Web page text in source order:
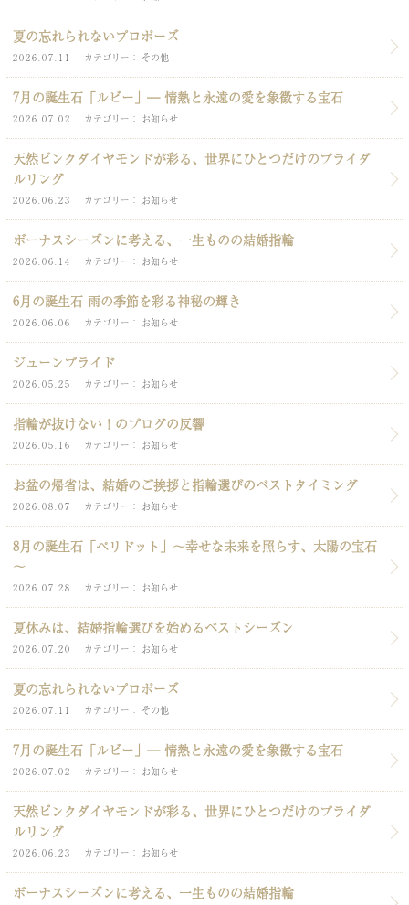
夏の忘れられないプロポーズ
2026.07.11 カテゴリー その他
7月の誕生石「ルビー」― 情熱と永遠の愛を象徴する宝石
2026.07.02 カテゴリー お知らせ
天然ピンクダイヤモンドが彩る、世界にひとつだけのブライダ
ルリング
2026.06.23 カテゴリー お知らせ
ボーナスシーズンに考える、一生ものの結婚指輪
2026.06.14 カテゴリー お知らせ
6月の誕生石 雨の季節を彩る神秘の輝き
2026.06.06 カテゴリー お知らせ
ジューンブライド
2026.05.25 カテゴリー お知らせ
指輪が抜けない！のブログの反響
2026.05.16 カテゴリー お知らせ
お盆の帰省は、結婚のご挨拶と指輪選びのベストタイミング
2026.08.07 カテゴリー お知らせ
8月の誕生石「ペリドット」～幸せな未来を照らす、太陽の宝石
～
2026.07.28 カテゴリー お知らせ
夏休みは、結婚指輪選びを始めるベストシーズン
2026.07.20 カテゴリー お知らせ
夏の忘れられないプロポーズ
2026.07.11 カテゴリー その他
7月の誕生石「ルビー」― 情熱と永遠の愛を象徴する宝石
2026.07.02 カテゴリー お知らせ
天然ピンクダイヤモンドが彩る、世界にひとつだけのブライダ
ルリング
2026.06.23 カテゴリー お知らせ
ボーナスシーズンに考える、一生ものの結婚指輪